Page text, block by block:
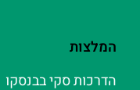
המלצות
הדרכות סקי בבנסקו